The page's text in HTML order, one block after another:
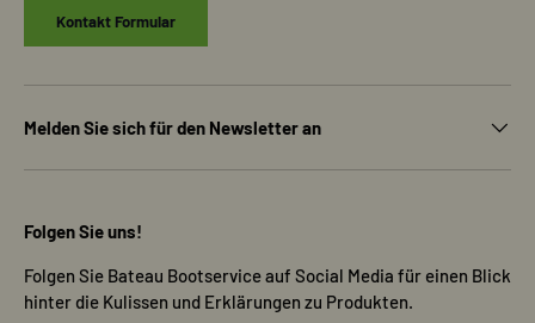
Kontakt Formular
Melden Sie sich für den Newsletter an
Folgen Sie uns!
Folgen Sie Bateau Bootservice auf Social Media für einen Blick
hinter die Kulissen und Erklärungen zu Produkten.